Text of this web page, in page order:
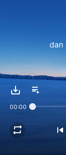
dan
Kau
Namun,
00:00